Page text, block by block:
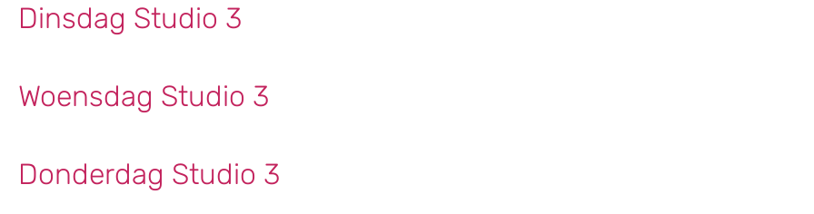
Dinsdag Studio 3
Woensdag Studio 3
Donderdag Studio 3